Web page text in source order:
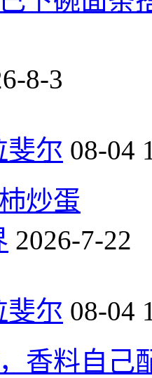
8-3
斐尔 08-04
炒蛋
2026-7-22
斐尔 08-04
香料自己